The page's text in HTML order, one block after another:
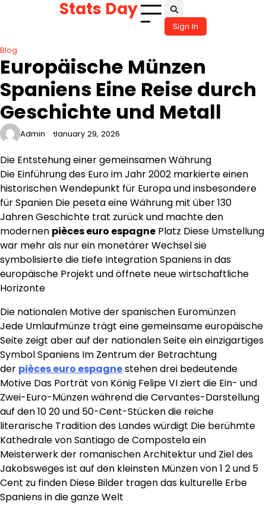
Stats Day
Sign In
Blog
Europäische Münzen
Spaniens Eine Reise durch
Geschichte und Metall
Admin January 29, 2026
Die Entstehung einer gemeinsamen Währung
Die Einführung des Euro im Jahr 2002 markierte einen
historischen Wendepunkt für Europa und insbesondere
für Spanien Die peseta eine Währung mit über 130
Jahren Geschichte trat zurück und machte den
modernen pièces euro espagne Platz Diese Umstellung
war mehr als nur ein monetärer Wechsel sie
symbolisierte die tiefe Integration Spaniens in das
europäische Projekt und öffnete neue wirtschaftliche
Horizonte
Die nationalen Motive der spanischen Euromünzen
Jede Umlaufmünze trägt eine gemeinsame europäische
Seite zeigt aber auf der nationalen Seite ein einzigartiges
Symbol Spaniens Im Zentrum der Betrachtung
der pièces euro espagnestehen drei bedeutende
Motive Das Porträt von König Felipe VI ziert die Ein- und
Zwei-Euro-Münzen während die Cervantes-Darstellung
auf den 10 20 und 50-Cent-Stücken die reiche
literarische Tradition des Landes würdigt Die berühmte
Kathedrale von Santiago de Compostela ein
Meisterwerk der romanischen Architektur und Ziel des
Jakobsweges ist auf den kleinsten Münzen von 1 2 und 5
Cent zu finden Diese Bilder tragen das kulturelle Erbe
Spaniens in die ganze Welt